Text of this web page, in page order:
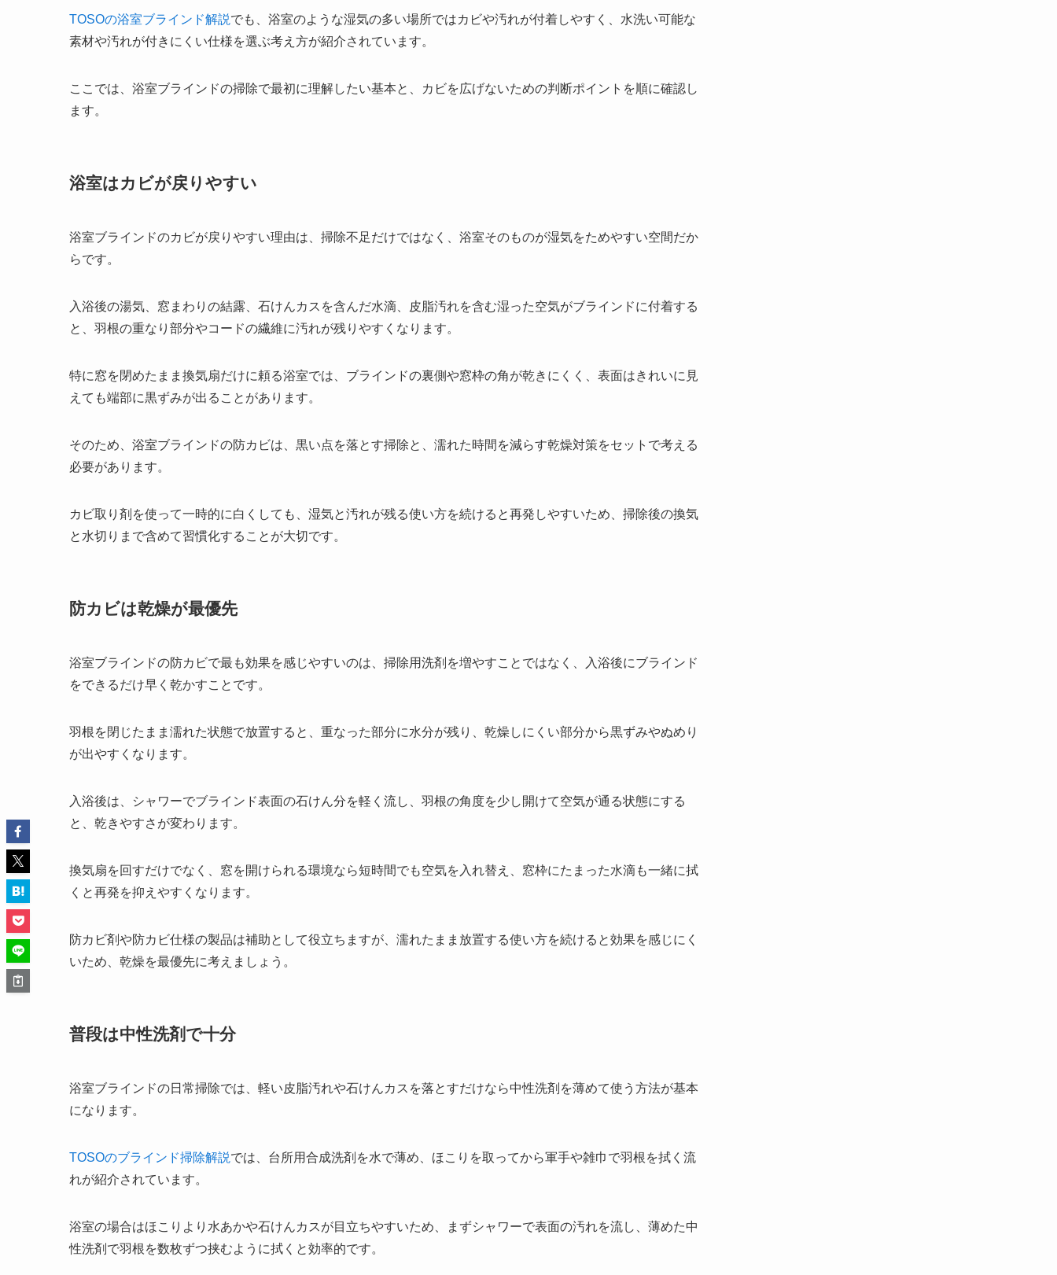
TOSOの浴室ブラインド解説でも、浴室のような湿気の多い場所ではカビや汚れが付着しやすく、水洗い可能な
素材や汚れが付きにくい仕様を選ぶ考え方が紹介されています。
ここでは、浴室ブラインドの掃除で最初に理解したい基本と、カビを広げないための判断ポイントを順に確認し
ます。
浴室はカビが戻りやすい
浴室ブラインドのカビが戻りやすい理由は、掃除不足だけではなく、浴室そのものが湿気をためやすい空間だか
らです。
入浴後の湯気、窓まわりの結露、石けんカスを含んだ水滴、皮脂汚れを含む湿った空気がブラインドに付着する
と、羽根の重なり部分やコードの繊維に汚れが残りやすくなります。
特に窓を閉めたまま換気扇だけに頼る浴室では、ブラインドの裏側や窓枠の角が乾きにくく、表面はきれいに見
えても端部に黒ずみが出ることがあります。
そのため、浴室ブラインドの防カビは、黒い点を落とす掃除と、濡れた時間を減らす乾燥対策をセットで考える
必要があります。
カビ取り剤を使って一時的に白くしても、湿気と汚れが残る使い方を続けると再発しやすいため、掃除後の換気
と水切りまで含めて習慣化することが大切です。
防カビは乾燥が最優先
浴室ブラインドの防カビで最も効果を感じやすいのは、掃除用洗剤を増やすことではなく、入浴後にブラインド
をできるだけ早く乾かすことです。
羽根を閉じたまま濡れた状態で放置すると、重なった部分に水分が残り、乾燥しにくい部分から黒ずみやぬめり
が出やすくなります。
入浴後は、シャワーでブラインド表面の石けん分を軽く流し、羽根の角度を少し開けて空気が通る状態にする
と、乾きやすさが変わります。
換気扇を回すだけでなく、窓を開けられる環境なら短時間でも空気を入れ替え、窓枠にたまった水滴も一緒に拭
くと再発を抑えやすくなります。
防カビ剤や防カビ仕様の製品は補助として役立ちますが、濡れたまま放置する使い方を続けると効果を感じにく
いため、乾燥を最優先に考えましょう。
普段は中性洗剤で十分
浴室ブラインドの日常掃除では、軽い皮脂汚れや石けんカスを落とすだけなら中性洗剤を薄めて使う方法が基本
になります。
TOSOのブラインド掃除解説では、台所用合成洗剤を水で薄め、ほこりを取ってから軍手や雑巾で羽根を拭く流
れが紹介されています。
浴室の場合はほこりより水あかや石けんカスが目立ちやすいため、まずシャワーで表面の汚れを流し、薄めた中
性洗剤で羽根を数枚ずつ挟むように拭くと効率的です。